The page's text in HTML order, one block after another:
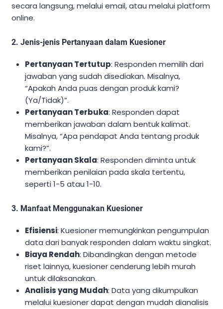
secara langsung, melalui email, atau melalui platform
online.
2. Jenis-jenis Pertanyaan dalam Kuesioner
Pertanyaan Tertutup: Responden memilih dari
jawaban yang sudah disediakan. Misalnya,
“Apakah Anda puas dengan produk kami?
(Ya/Tidak)”.
Pertanyaan Terbuka: Responden dapat
memberikan jawaban dalam bentuk kalimat.
Misalnya, “Apa pendapat Anda tentang produk
kami?”.
Pertanyaan Skala: Responden diminta untuk
memberikan penilaian pada skala tertentu,
seperti 1-5 atau 1-10.
3. Manfaat Menggunakan Kuesioner
Efisiensi: Kuesioner memungkinkan pengumpulan
data dari banyak responden dalam waktu singkat.
Biaya Rendah: Dibandingkan dengan metode
riset lainnya, kuesioner cenderung lebih murah
untuk dilaksanakan.
Analisis yang Mudah: Data yang dikumpulkan
melalui kuesioner dapat dengan mudah dianalisis